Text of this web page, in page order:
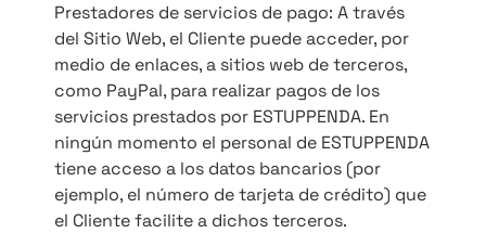
Prestadores de servicios de pago: A través
del Sitio Web, el Cliente puede acceder, por
medio de enlaces, a sitios web de terceros,
como PayPal, para realizar pagos de los
servicios prestados por ESTUPPENDA. En
ningún momento el personal de ESTUPPENDA
tiene acceso a los datos bancarios (por
ejemplo, el número de tarjeta de crédito) que
el Cliente facilite a dichos terceros.